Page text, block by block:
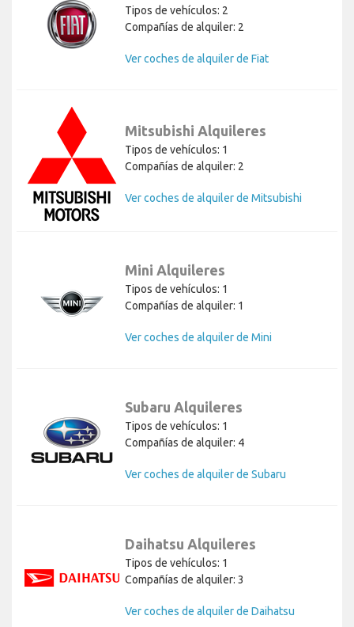
Tipos de vehículos: 2
Compañías de alquiler: 2
Ver coches de alquiler de Fiat
Mitsubishi Alquileres
Tipos de vehículos: 1
Compañías de alquiler: 2
Ver coches de alquiler de Mitsubishi
Mini Alquileres
Tipos de vehículos: 1
Compañías de alquiler: 1
Ver coches de alquiler de Mini
Subaru Alquileres
Tipos de vehículos: 1
Compañías de alquiler: 4
Ver coches de alquiler de Subaru
Daihatsu Alquileres
Tipos de vehículos: 1
Compañías de alquiler: 3
Ver coches de alquiler de Daihatsu